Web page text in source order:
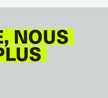
NOUS